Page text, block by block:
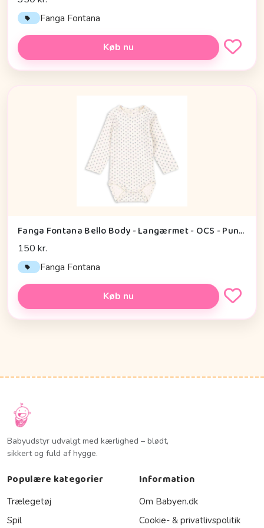
Fanga Fontana
Køb nu
Fanga Fontana Bello Body - Langærmet - OCS - Punto Blu
150 kr.
Fanga Fontana
Køb nu
Babyudstyr udvalgt med kærlighed – blødt,
sikkert og fuld af hygge.
Populære kategorier
Trælegetøj
Spil
Information
Om Babyen.dk
Cookie- & privatlivspolitik